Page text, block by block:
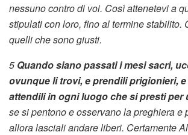
nessuno contro di voi. Così attenetevi a
stipulati con loro, fino al termine stabilito.
quelli che sono giusti.
5 Quando siano passati i mesi sacri,
ovunque li trovi, e prendili prigionieri,
attendili in ogni luogo che si presti per
se si pentono e osservano la preghiera e
allora lasciali andare liberi. Certamente